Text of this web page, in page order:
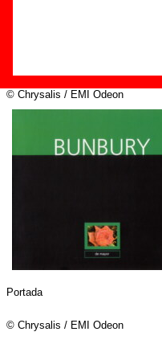
© Chrysalis / EMI Odeon
Portada
© Chrysalis / EMI Odeon